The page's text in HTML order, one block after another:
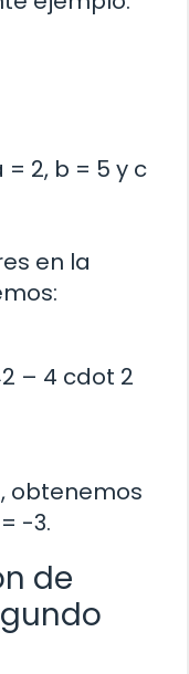
2, b = 5 y c
en la
– 4 cdot 2
obtenemos
-3.
de